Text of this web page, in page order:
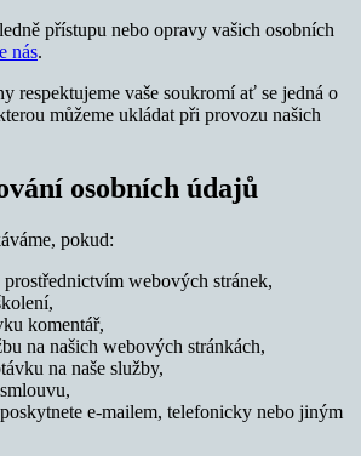
přístupu nebo opravy vašich osobních
nás.
respektujeme vaše soukromí ať se jedná o
můžeme ukládat při provozu našich
osobních údajů
pokud:
prostřednictvím webových stránek,
komentář,
na našich webových stránkách,
na naše služby,
e-mailem, telefonicky nebo jiným